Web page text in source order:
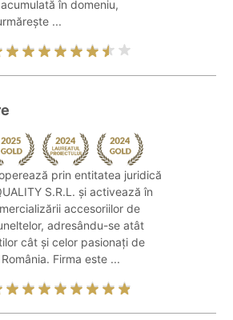
în domeniu,
...
prin entitatea juridică
S.R.L. și activează în
accesoriilor de
adresându-se atât
cât și celor pasionați de
Firma este ...